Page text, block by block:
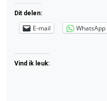
Dit delen:
E-mail WhatsApp
Vind ik leuk: